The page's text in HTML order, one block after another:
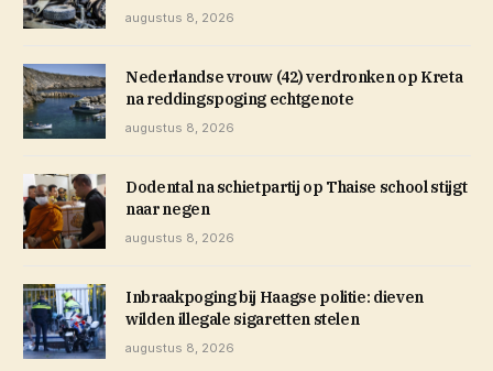
augustus 8, 2026
Nederlandse vrouw (42) verdronken op Kreta
na reddingspoging echtgenote
augustus 8, 2026
Dodental na schietpartij op Thaise school stijgt
naar negen
augustus 8, 2026
Inbraakpoging bij Haagse politie: dieven
wilden illegale sigaretten stelen
augustus 8, 2026